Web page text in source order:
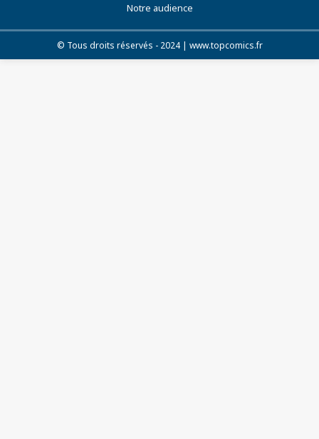
Notre audience
© Tous droits réservés - 2024 | www.topcomics.fr